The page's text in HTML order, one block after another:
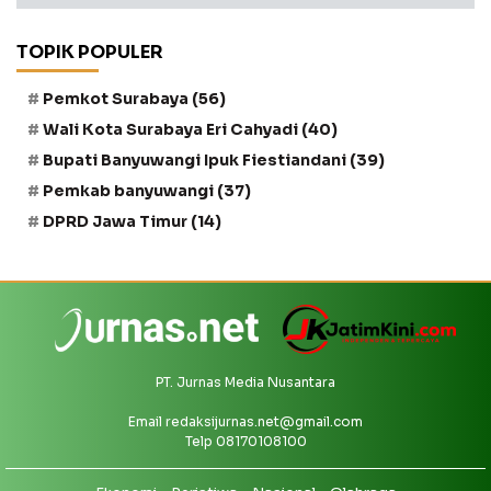
TOPIK POPULER
Pemkot Surabaya (56)
Wali Kota Surabaya Eri Cahyadi (40)
Bupati Banyuwangi Ipuk Fiestiandani (39)
Pemkab banyuwangi (37)
DPRD Jawa Timur (14)
PT. Jurnas Media Nusantara
Email redaksijurnas.net@gmail.com
Telp 08170108100